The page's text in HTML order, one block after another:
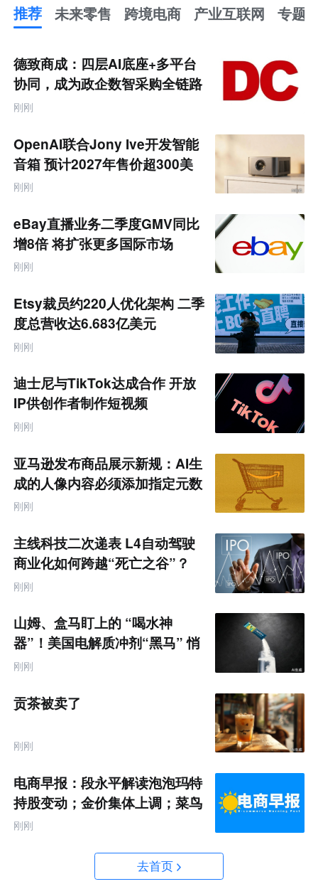
推荐 未来零售 跨境电商 产业互联网 专题
未
来
零
售
跨
境
产
业
互
联
网
德致商成：四层AI底座+多平台
协同，成为政企数智采购全链路
服务商
刚刚
OpenAI联合Jony Ive开发智能
音箱 预计2027年售价超300美
元
刚刚
eBay直播业务二季度GMV同比
增8倍 将扩张更多国际市场
刚刚
Etsy裁员约220人优化架构 二季
度总营收达6.683亿美元
刚刚
迪士尼与TikTok达成合作 开放
IP供创作者制作短视频
刚刚
亚马逊发布商品展示新规：AI生
成的人像内容必须添加指定元数
据
刚刚
主线科技二次递表 L4自动驾驶
商业化如何跨越“死亡之谷”？
刚刚
山姆、盒马盯上的 “喝水神
器”！美国电解质冲剂“黑马” 悄
悄卖了68亿
刚刚
贡茶被卖了
刚刚
电商早报：段永平解读泡泡玛特
持股变动；金价集体上调；菜鸟
推出全球三日达跨境物流
刚刚
去首页